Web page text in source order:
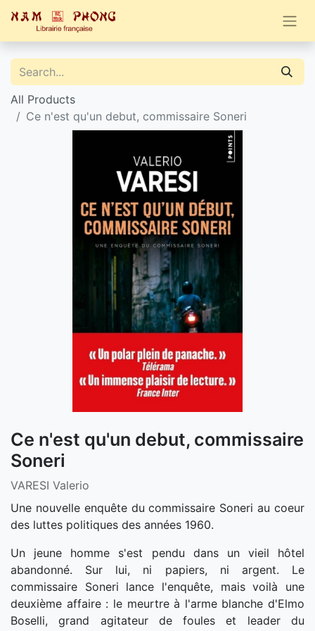
All Products
Ce n'est qu'un debut, commissaire Soneri
Ce n'est qu'un debut, commissaire
Soneri
VARESI Valerio
Une nouvelle enquête du commissaire Soneri au coeur
des luttes politiques des années 1960.
Un jeune homme s'est pendu dans un vieil hôtel
abandonné. Sur lui, ni papiers, ni argent. Le
commissaire Soneri lance l'enquête, mais voilà une
deuxième affaire : le meurtre à l'arme blanche d'Elmo
Boselli, grand agitateur de foules et leader du